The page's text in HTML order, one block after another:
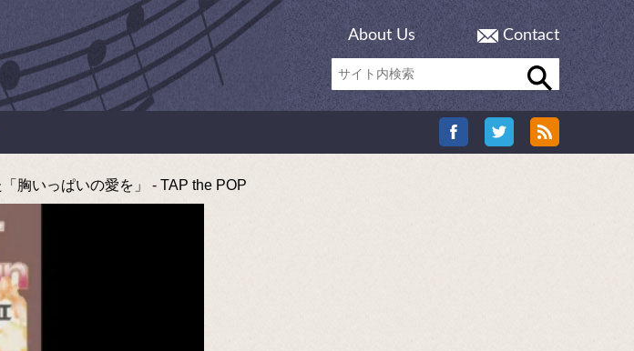
About Us Contact
胸いっぱいの愛を」 - TAP the POP